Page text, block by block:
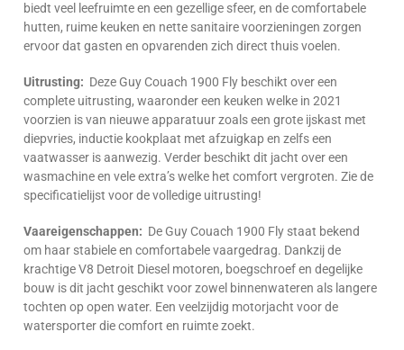
biedt veel leefruimte en een gezellige sfeer, en de comfortabele
hutten, ruime keuken en nette sanitaire voorzieningen zorgen
ervoor dat gasten en opvarenden zich direct thuis voelen.
Uitrusting: Deze Guy Couach 1900 Fly beschikt over een
complete uitrusting, waaronder een keuken welke in 2021
voorzien is van nieuwe apparatuur zoals een grote ijskast met
diepvries, inductie kookplaat met afzuigkap en zelfs een
vaatwasser is aanwezig. Verder beschikt dit jacht over een
wasmachine en vele extra’s welke het comfort vergroten. Zie de
specificatielijst voor de volledige uitrusting!
Vaareigenschappen: De Guy Couach 1900 Fly staat bekend
om haar stabiele en comfortabele vaargedrag. Dankzij de
krachtige V8 Detroit Diesel motoren, boegschroef en degelijke
bouw is dit jacht geschikt voor zowel binnenwateren als langere
tochten op open water. Een veelzijdig motorjacht voor de
watersporter die comfort en ruimte zoekt.